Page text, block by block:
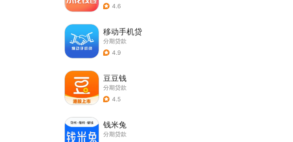
4.6
移动手机贷
分期贷款
4.9
豆豆钱
分期贷款
4.5
钱米兔
分期贷款